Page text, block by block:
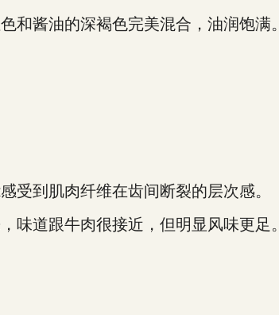
酱油的深褐色完美混合，油润饱满。
到肌肉纤维在齿间断裂的层次感。
道跟牛肉很接近，但明显风味更足。